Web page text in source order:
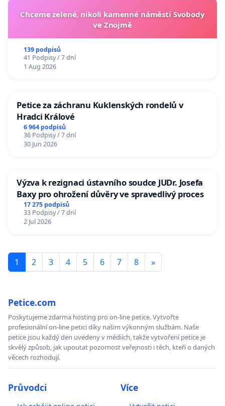
Chceme zelené, nikoli kamenné náměstí Svobody
ve Znojmě
139 podpisů
41 Podpisy / 7 dní
1 Aug 2026
Petice za záchranu Kuklenských rondelů v
Hradci Králové
6 964 podpisů
36 Podpisy / 7 dní
30 Jun 2026
Výzva k rezignaci ústavního soudce JUDr. Josefa
Baxy pro ohrožení důvěry ve spravedlivý proces
17 275 podpisů
33 Podpisy / 7 dní
2 Jul 2026
1 2 3 4 5 6 7 8 »
Petice.com
Poskytujeme zdarma hosting pro on-line petice. Vytvořte
profesionální on-line petici díky našim výkonným službám. Naše
petice jsou každý den uvedeny v médiích, takže vytvoření petice je
skvělý způsob, jak upoutat pozornost veřejnosti i těch, kteří o daných
věcech rozhodují.
Průvodci Více